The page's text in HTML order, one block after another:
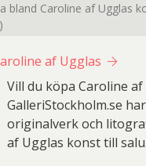
bland Caroline af Ugglas
af Ugglas
Vill du köpa Caroline
GalleriStockholm.se
originalverk och
af Ugglas konst till